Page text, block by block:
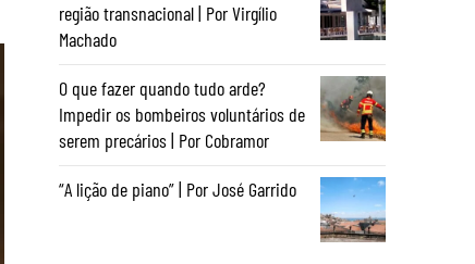
região transnacional | Por Virgílio
Machado
O que fazer quando tudo arde?
Impedir os bombeiros voluntários de
serem precários | Por Cobramor
“A lição de piano” | Por José Garrido